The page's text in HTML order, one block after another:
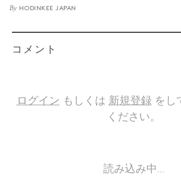
By HODINKEE JAPAN
コメント
ログイン もしくは 新規登録をし
ください。
読み込み中…